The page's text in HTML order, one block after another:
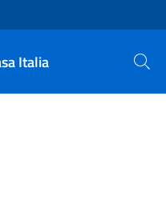
Italia Cerca